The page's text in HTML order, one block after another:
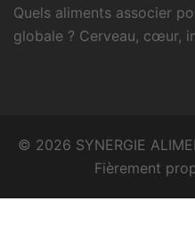
Quels aliments associer
globale ? Cerveau, cœur,
© 2026 SYNERGIE
Fièrement